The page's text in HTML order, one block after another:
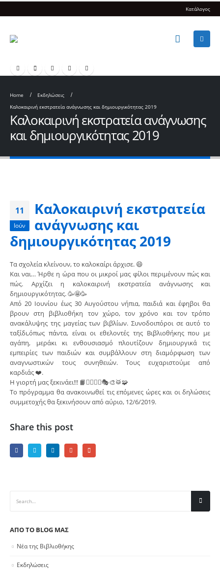
Κατάλογος
Home
Εκδηλώσεις
Καλοκαιρινή εκστρατεία ανάγνωσης και δημιουργικότητας 2019
Καλοκαιρινή εκστρατεία ανάγνωσης
και δημιουργικότητας 2019
11
Ιούν
Καλοκαιρινή εκστρατεία
ανάγνωσης και
δημιουργικότητας 2019
Τα σχολεία κλείνουν, το καλοκαίρι άρχισε. 😄
Και ναι… Ήρθε η ώρα που οι μικροί μας φίλοι περιμένουν πώς και
πώς. Αρχίζει η καλοκαιρινή εκστρατεία ανάγνωσης και
δημιουργικότητας.🥳🤩🥳
Από 20 Ιουνίου έως 30 Αυγούστου νήπια, παιδιά και έφηβοι θα
βρουν στη βιβλιοθήκη τον χώρο, τον χρόνο και τον τρόπο
ανακάλυψης της μαγείας των βιβλίων. Συνοδοιπόροι σε αυτό το
ταξίδι,όπως πάντα, είναι οι εθελοντές της Βιβλιοθήκης που με
αγάπη, μεράκι κι ενθουσιασμό πλουτίζουν δημιουργικά τις
εμπειρίες των παιδιών και συμβάλλουν στη διαμόρφωση των
αναγνωστικών τους συνηθειών. Τους ευχαριστούμε από
καρδιάς❤️.
Η γιορτή μας ξεκινάει!!! 📙🤸‍♀️🤹‍♀️🎭🎨🥁🧩
Το πρόγραμμα θα ανακοινωθεί τις επόμενες ώρες και οι δηλώσεις
συμμετοχής θα ξεκινήσουν από αύριο, 12/6/2019.
Share this post
ΑΠΟ ΤΟ BLOG ΜΑΣ
Νέα της Βιβλιοθήκης
Εκδηλώσεις